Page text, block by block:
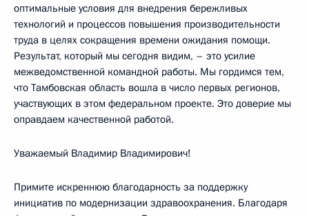
оптимальные условия для внедрения бережливых
технологий и процессов повышения производительности
труда в целях сокращения времени ожидания помощи.
Результат, который мы сегодня видим, – это усилие
межведомственной командной работы. Мы гордимся тем,
что Тамбовская область вошла в число первых регионов,
участвующих в этом федеральном проекте. Это доверие мы
оправдаем качественной работой.
Уважаемый Владимир Владимирович!
Примите искреннюю благодарность за поддержку
инициатив по модернизации здравоохранения. Благодаря